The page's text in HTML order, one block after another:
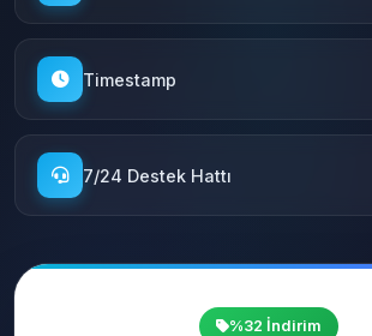
Timestamp
7/24 Destek Hattı
%32 İndirim